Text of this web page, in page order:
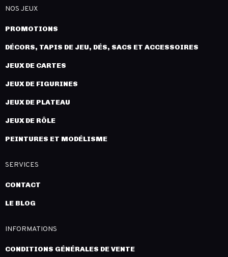
NOS JEUX
PROMOTIONS
DÉCORS, TAPIS DE JEU, DÉS, SACS ET ACCESSOIRES
JEUX DE CARTES
JEUX DE FIGURINES
JEUX DE PLATEAU
JEUX DE RÔLE
PEINTURES ET MODÉLISME
SERVICES
CONTACT
LE BLOG
INFORMATIONS
CONDITIONS GÉNÉRALES DE VENTE